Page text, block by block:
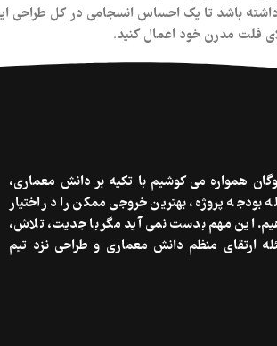
باشد تا یک احساس انسجامی در کل طراحی
فلت مدرن خود اعمال کنید.
همواره می کوشیم با تکیه بر دانش معماری،
بودجه پروژه، بهترین خروجی ممکن را در اختیار
این مهم بدست نمی آید مگر با جدیت، تلاش،
ارتقای منظم دانش معماری و طراحی نزد تیم